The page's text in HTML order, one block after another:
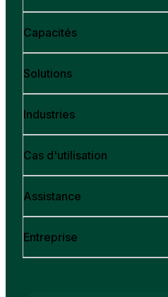
Capacités
Solutions
Industries
Cas d'utilisation
Assistance
Entreprise